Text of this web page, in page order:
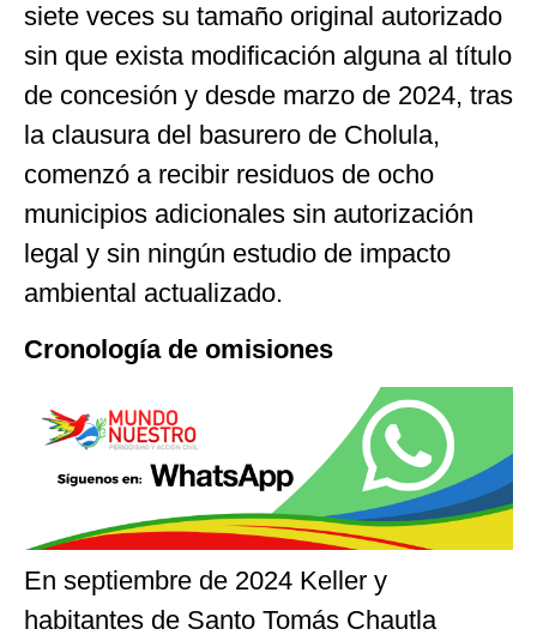
siete veces su tamaño original autorizado
sin que exista modificación alguna al título
de concesión y desde marzo de 2024, tras
la clausura del basurero de Cholula,
comenzó a recibir residuos de ocho
municipios adicionales sin autorización
legal y sin ningún estudio de impacto
ambiental actualizado.
Cronología de omisiones
En septiembre de 2024 Keller y
habitantes de Santo Tomás Chautla